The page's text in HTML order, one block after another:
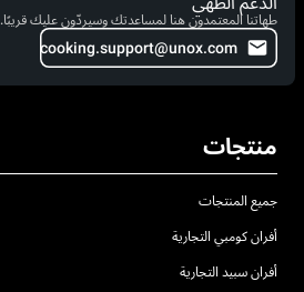
طهاتنا المعتمدون هنا لمساعدتك وسيردّون عليك قريبًا.
cooking.support@unox.com
منتجات
جميع المنتجات
أفران كومبي التجارية
أفران سبيد التجارية